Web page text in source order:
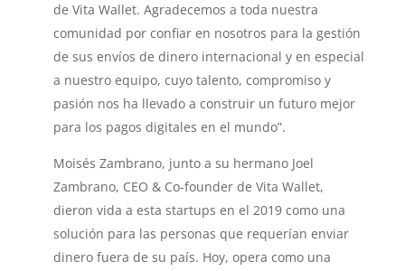
de Vita Wallet. Agradecemos a toda nuestra
comunidad por confiar en nosotros para la gestión
de sus envíos de dinero internacional y en especial
a nuestro equipo, cuyo talento, compromiso y
pasión nos ha llevado a construir un futuro mejor
para los pagos digitales en el mundo”.
Moisés Zambrano, junto a su hermano Joel
Zambrano, CEO & Co-founder de Vita Wallet,
dieron vida a esta startups en el 2019 como una
solución para las personas que requerían enviar
dinero fuera de su país. Hoy, opera como una